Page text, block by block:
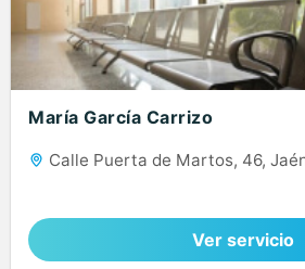
María García Carrizo
Calle Puerta de Martos, 46,
Ver servicio